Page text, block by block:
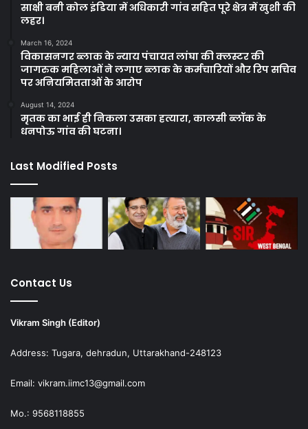
साक्षी बनी कोल इंडिया में अधिकारी गांव सहित पूरे क्षेत्र में खुशी की
लहर।
March 16, 2024
विकासनगर ब्लाक के न्याय पंचायत लांघा की क्लस्टर की
जागरुक महिलाओं ने लगाए ब्लाक के कर्मचारियों और रिप सचिव
पर अनियमितताओं के आरोप
August 14, 2024
मृतक का भाई ही निकला उसका हत्यारा, कालसी ब्लॉक के
धनपोऊ गांव की घटना।
Last Modified Posts
Contact Us
Vikram Singh (Editor)
Address: Tugara, dehradun, Uttarakhand-248123
Email: vikram.iimc13@gmail.com
Mo.: 9568118855